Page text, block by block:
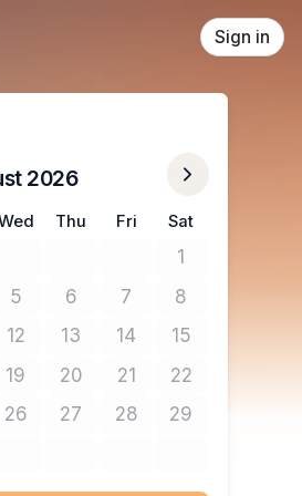
Sign in
2026
Thu Fri Sat
1No tickets
available
5No tickets available
6No tickets available
7No tickets available
8No tickets
available
12No tickets available
13No tickets available
14No tickets available
15No tickets
available
19No tickets available
20No tickets available
21No tickets available
22No tickets
available
26No tickets available
27No tickets available
28No tickets available
29No tickets